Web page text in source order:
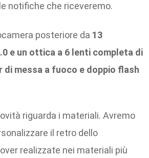
notifiche che riceveremo.
posteriore da 13
e un ottica a 6 lenti completa di
di messa a fuoco e doppio flash
riguarda i materiali. Avremo
il retro dello
realizzate nei materiali più